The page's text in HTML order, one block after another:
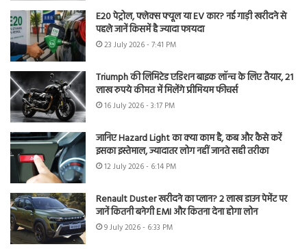
E20 पेट्रोल, फ्लेक्स फ्यूल या EV कार? नई गाड़ी खरीदने से
पहले जानें किसमें है ज्यादा फायदा
23 July 2026 - 7:41 PM
Triumph की लिमिटेड एडिशन बाइक लॉन्च के लिए तैयार, 21
लाख रुपये कीमत में मिलेंगे प्रीमियम फीचर्स
16 July 2026 - 3:17 PM
जानिए Hazard Light का क्या काम है, कब और कैसे करें
इसका इस्तेमाल, ज्यादातर लोग नहीं जानते सही तरीका
12 July 2026 - 6:14 PM
Renault Duster खरीदने का प्लान? 2 लाख डाउन पेमेंट पर
जानें कितनी बनेगी EMI और कितना देना होगा लोन
9 July 2026 - 6:33 PM